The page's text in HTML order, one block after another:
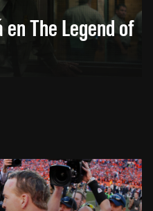
The Legend of